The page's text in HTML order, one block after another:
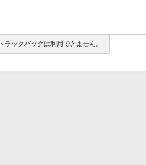
トラックバックは利用できません。